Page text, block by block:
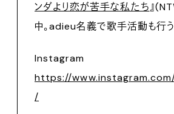
ンダより恋が苦手な私たち』
中。adieu名義で歌手活動も行う
Instagram
https://
/